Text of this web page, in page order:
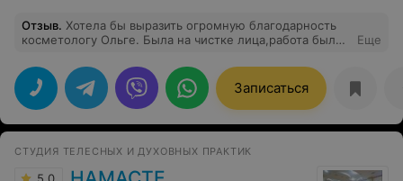
Отзыв. Хотела бы выразить огромную благодарность
косметологу Ольге. Была на чистке лица,работа была
утро остались лишь небольшие следы. Если у кого-то
есть проблемы и вы ищете хорошего косметолога,то
Ольга,это тот специалист,которого вы искали.
Еще
Записаться
СТУДИЯ ТЕЛЕСНЫХ И ДУХОВНЫХ ПРАКТИК